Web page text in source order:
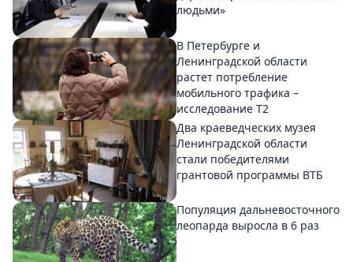
людьми»
В Петербурге и
Ленинградской области
растет потребление
мобильного трафика –
исследование T2
Два краеведческих музея
Ленинградской области
стали победителями
грантовой программы ВТБ
Популяция дальневосточного
леопарда выросла в 6 раз